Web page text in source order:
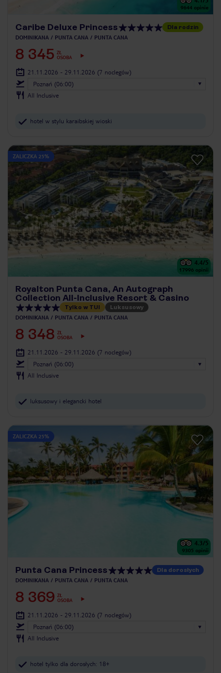
9644 opinie
Caribe Deluxe Princess Dla rodzin
DOMINIKANA PUNTA CANA PUNTA CANA
8 345 ZŁ
OSOBA
21.11.2026 - 29.11.2026 (7 noclegów)
Poznań (06:00)
All Inclusive
hotel w stylu karaibskiej wioski
ZALICZKA 25%
4.4/5
17996 opinii
Royalton Punta Cana, An Autograph
Collection All-Inclusive Resort & Casino
Tylko w TUI Luksusowy
DOMINIKANA PUNTA CANA PUNTA CANA
8 348 ZŁ
OSOBA
21.11.2026 - 29.11.2026 (7 noclegów)
Poznań (06:00)
All Inclusive
luksusowy i elegancki hotel
ZALICZKA 25%
4.3/5
9305 opinii
Punta Cana Princess Dla dorosłych
DOMINIKANA PUNTA CANA PUNTA CANA
8 369 ZŁ
OSOBA
21.11.2026 - 29.11.2026 (7 noclegów)
Poznań (06:00)
All Inclusive
hotel tylko dla dorosłych: 18+